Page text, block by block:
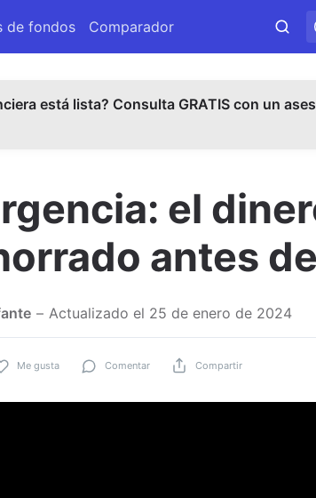
de fondos Comparador
está lista? Consulta GRATIS con un
el
antes
Actualizado el 25 de enero de 2024
Me gusta Comentar Compartir